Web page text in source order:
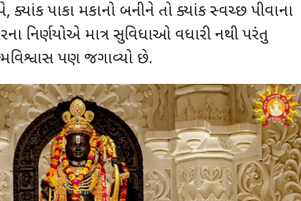
પાકા મકાનો બનીને તો ક્યાંક સ્વચ્છ પીવાના
નિર્ણયોએ માત્ર સુવિધાઓ વધારી નથી પરંતુ
પણ જગાવ્યો છે.